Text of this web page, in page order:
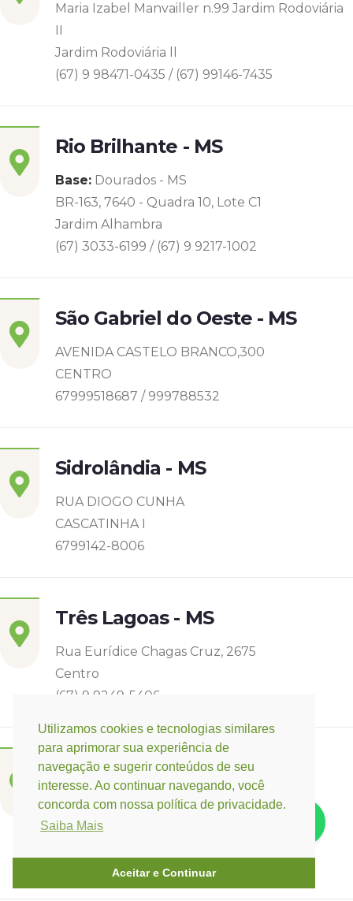
Utilizamos cookies e tecnologias similares
para aprimorar sua experiência de
navegação e sugerir conteúdos de seu
interesse. Ao continuar navegando, você
concorda com nossa política de privacidade.
Saiba Mais
Aceitar e Continuar
Maria Izabel Manvailler n.99 Jardim Rodoviária
II
Jardim Rodoviária ll
(67) 9 98471-0435 / (67) 99146-7435
Rio Brilhante - MS
Base: Dourados - MS
BR-163, 7640 - Quadra 10, Lote C1
Jardim Alhambra
(67) 3033-6199 / (67) 9 9217-1002
São Gabriel do Oeste - MS
AVENIDA CASTELO BRANCO,300
CENTRO
67999518687 / 999788532
Sidrolândia - MS
RUA DIOGO CUNHA
CASCATINHA I
6799142-8006
Três Lagoas - MS
Rua Eurídice Chagas Cruz, 2675
Centro
(67) 9 9249-5406
Campo Verde - MT
Base: Rondonópolis - MT
Rua Espirito Santos 11, Quadra 12 nº 3073
(66) 3421-3741 / (66) 9 9647-0475